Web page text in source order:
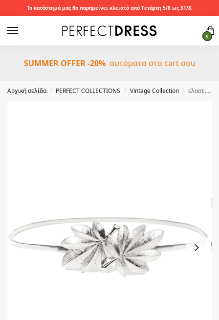
Το κατάστημά μας θα παραμείνει κλειστό από Τετάρτη 5/8 ως 31/8.
0
SUMMER OFFER -20%αυτόματα στο cart σου
Αρχική σελίδα / PERFECT COLLECTIONS / Vintage Collection / ελαστική μεταλλική ζώνη Leaf silver